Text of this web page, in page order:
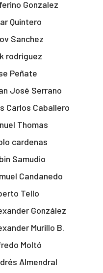
Gonzalez
Quintero
Sanchez
rodriguez
Peñate
José Serrano
Carlos Caballero
Thomas
cardenas
Samudio
Candanedo
Tello
González
Murillo B.
Moltó
Almendral